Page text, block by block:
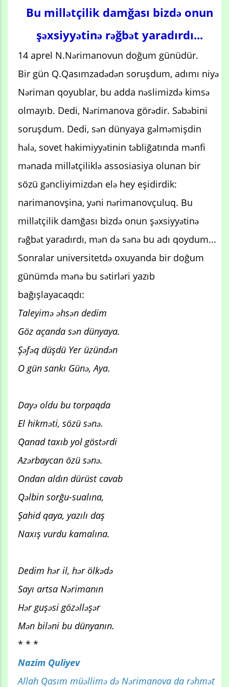
Bu millətçilik damğası bizdə onun
şəxsiyyətinə rəğbət yaradırdı...
14 aprel N.Nərimanovun doğum günüdür.
Bir gün Q.Qasımzadədən soruşdum, adımı niyə
Nəriman qoyublar, bu adda nəslimizdə kimsə
olmayıb. Dedi, Nərimanova görədir. Səbəbini
soruşdum. Dedi, sən dünyaya gəlməmişdin
hələ, sovet hakimiyyətinin təbliğatında mənfi
mənada millətçiliklə assosiasiya olunan bir
sözü gəncliyimizdən elə hey eşidirdik:
narimanovşina, yəni nərimanovçuluq. Bu
millətçilik damğası bizdə onun şəxsiyyətinə
rəğbət yaradırdı, mən də sənə bu adı qoydum...
Sonralar universitetdə oxuyanda bir doğum
günümdə mənə bu sətirləri yazıb
bağışlayacaqdı:
Taleyimə əhsən dedim
Göz açanda sən dünyaya.
Şəfəq düşdü Yer üzündən
O gün sankı Günə, Aya.
Dayə oldu bu torpaqda
El hikməti, sözü sənə.
Qanad taxıb yol göstərdi
Azərbaycan özü sənə.
Ondan aldın dürüst cavab
Qəlbin sorğu-sualına,
Şahid qaya, yazılı daş
Naxış vurdu kamalına.
Dedim hər il, hər ölkədə
Sayı artsa Nərimanın
Hər guşəsi gözəlləşər
Mən biləni bu dünyanın.
* * *
Nazim Quliyev
Allah Qasım müəllimə də Nərimanova da rəhmət